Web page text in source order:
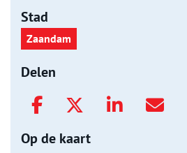
Stad
Zaandam
Delen
Op de kaart